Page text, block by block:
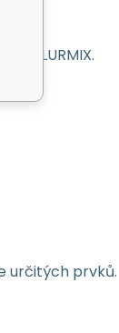
TELURMIX.
určitých prvků.